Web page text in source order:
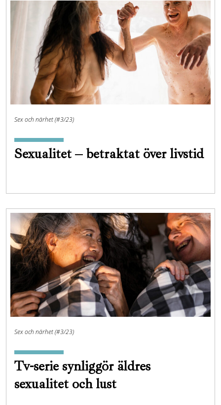
Sex och närhet (#3/23)
Sexualitet – betraktat över livstid
Sex och närhet (#3/23)
Tv-serie synliggör äldres
sexualitet och lust